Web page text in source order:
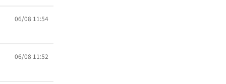
06/08 11:54
06/08 11:52